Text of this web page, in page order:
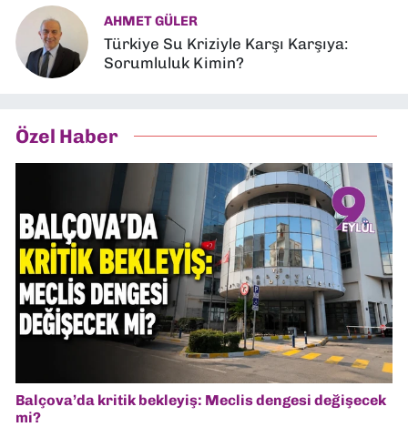
AHMET GÜLER
Türkiye Su Kriziyle Karşı Karşıya:
Sorumluluk Kimin?
Özel Haber
Balçova’da kritik bekleyiş: Meclis dengesi değişecek
mi?